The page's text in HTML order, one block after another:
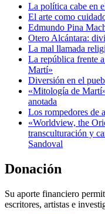
La política cabe en
El arte como
Edmundo Pina
Otero Alcántara:
La mal llamada
La república frente
Martí»
Diversión en el
«Mitología de
anotada
Los rompedores de
«Worldview, the
transculturación y
Sandoval
Donación
Su aporte financiero
escritores, artistas e